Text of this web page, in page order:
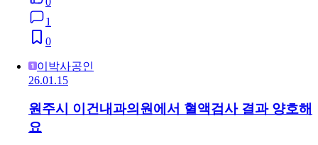
1
0
이박사공인
26.01.15
원주시 이건내과의원에서 혈액검사 결과 양호해
요